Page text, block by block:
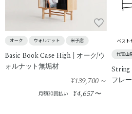
オーク ウォルナット 米子店
Basic Book Case High | オーク/ウ
ォルナット無垢材
¥139,700～
月額30回払い ¥4,657〜
ベスト
代官山
String
フレ